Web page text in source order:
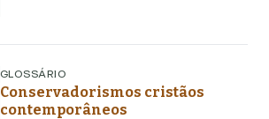
GLOSSÁRIO
Conservadorismos cristãos
contemporâneos